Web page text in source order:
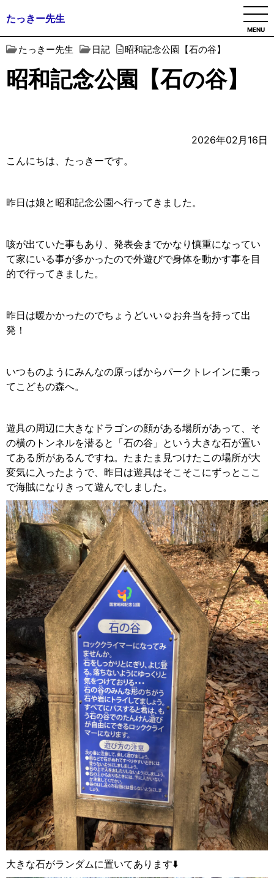
たっきー先生
MENU
たっきー先生 日記 昭和記念公園【石の谷】
昭和記念公園【石の谷】
2026年02月16日
こんにちは、たっきーです。
昨日は娘と昭和記念公園へ行ってきました。
咳が出ていた事もあり、発表会までかなり慎重になってい
て家にいる事が多かったので外遊びで身体を動かす事を目
的で行ってきました。
昨日は暖かかったのでちょうどいい☺️お弁当を持って出
発！
いつものようにみんなの原っぱからパークトレインに乗っ
てこどもの森へ。
遊具の周辺に大きなドラゴンの顔がある場所があって、そ
の横のトンネルを潜ると「石の谷」という大きな石が置い
てある所があるんですね。たまたま見つけたこの場所が大
変気に入ったようで、昨日は遊具はそこそこにずっとここ
で海賊になりきって遊んでしました。
大きな石がランダムに置いてあります⬇️